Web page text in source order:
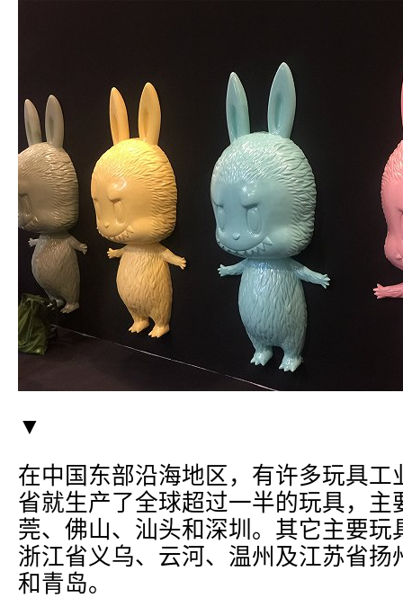
▼
在中国东部沿海地区，有许多玩具工
省就生产了全球超过一半的玩具，主
莞、佛山、汕头和深圳。其它主要玩
浙江省义乌、云河、温州及江苏省扬
和青岛。